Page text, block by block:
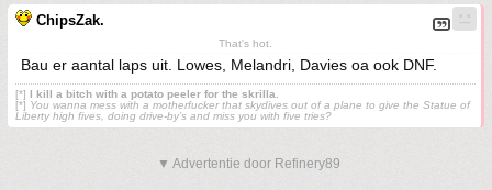
ChipsZak.
That's hot.
Bau er aantal laps uit. Lowes, Melandri, Davies oa ook DNF.
[*] I kill a bitch with a potato peeler for the skrilla.
[*] You wanna mess with a motherfucker that skydives out of a plane to give the Statue of
Liberty high fives, doing drive-by’s and miss you with five tries?
▼ Advertentie door Refinery89